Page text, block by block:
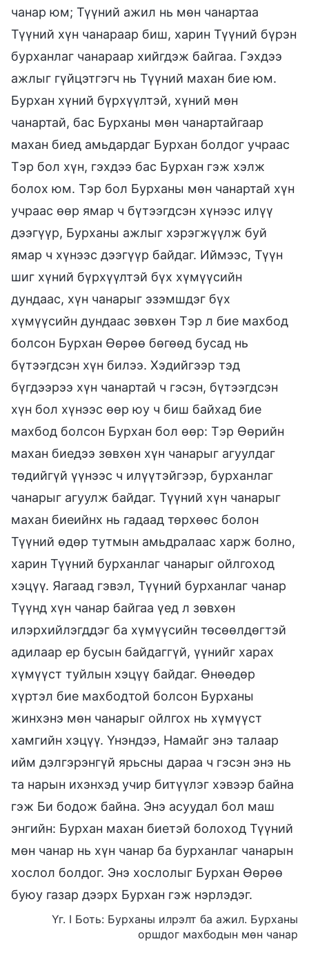
чанар юм; Түүний ажил нь мөн чанартаа
Түүний хүн чанараар биш, харин Түүний бүрэн
бурханлаг чанараар хийгдэж байгаа. Гэхдээ
ажлыг гүйцэтгэгч нь Түүний махан бие юм.
Бурхан хүний бүрхүүлтэй, хүний мөн
чанартай, бас Бурханы мөн чанартайгаар
махан биед амьдардаг Бурхан болдог учраас
Тэр бол хүн, гэхдээ бас Бурхан гэж хэлж
болох юм. Тэр бол Бурханы мөн чанартай хүн
учраас өөр ямар ч бүтээгдсэн хүнээс илүү
дээгүүр, Бурханы ажлыг хэрэгжүүлж буй
ямар ч хүнээс дээгүүр байдаг. Иймээс, Түүн
шиг хүний бүрхүүлтэй бүх хүмүүсийн
дундаас, хүн чанарыг эзэмшдэг бүх
хүмүүсийн дундаас зөвхөн Тэр л бие махбод
болсон Бурхан Өөрөө бөгөөд бусад нь
бүтээгдсэн хүн билээ. Хэдийгээр тэд
бүгдээрээ хүн чанартай ч гэсэн, бүтээгдсэн
хүн бол хүнээс өөр юу ч биш байхад бие
махбод болсон Бурхан бол өөр: Тэр Өөрийн
махан биедээ зөвхөн хүн чанарыг агуулдаг
төдийгүй үүнээс ч илүүтэйгээр, бурханлаг
чанарыг агуулж байдаг. Түүний хүн чанарыг
махан биеийнх нь гадаад төрхөөс болон
Түүний өдөр тутмын амьдралаас харж болно,
харин Түүний бурханлаг чанарыг ойлгоход
хэцүү. Яагаад гэвэл, Түүний бурханлаг чанар
Түүнд хүн чанар байгаа үед л зөвхөн
илэрхийлэгддэг ба хүмүүсийн төсөөлдөгтэй
адилаар ер бусын байдаггүй, үүнийг харах
хүмүүст туйлын хэцүү байдаг. Өнөөдөр
хүртэл бие махбодтой болсон Бурханы
жинхэнэ мөн чанарыг ойлгох нь хүмүүст
хамгийн хэцүү. Үнэндээ, Намайг энэ талаар
ийм дэлгэрэнгүй ярьсны дараа ч гэсэн энэ нь
та нарын ихэнхэд учир битүүлэг хэвээр байна
гэж Би бодож байна. Энэ асуудал бол маш
энгийн: Бурхан махан биетэй болоход Түүний
мөн чанар нь хүн чанар ба бурханлаг чанарын
хослол болдог. Энэ хослолыг Бурхан Өөрөө
буюу газар дээрх Бурхан гэж нэрлэдэг.
Үг. I Боть: Бурханы илрэлт ба ажил. Бурханы
оршдог махбодын мөн чанар